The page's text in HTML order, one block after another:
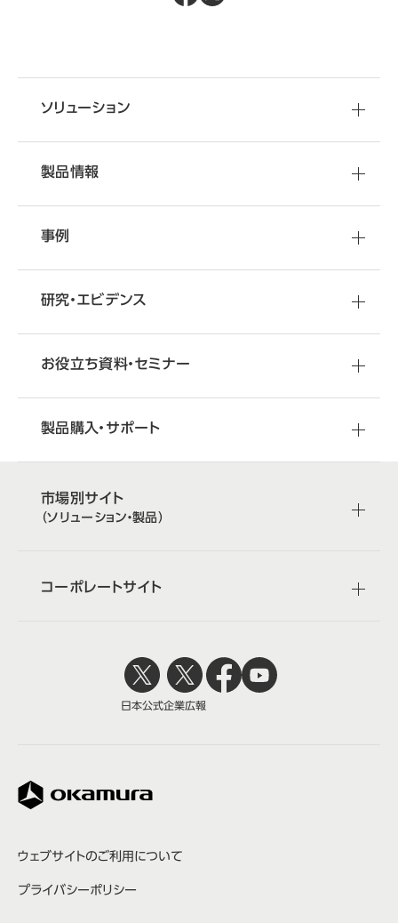
さまざまな情報をご提供しています
オフィス移転・改善のことなら
ソリューション
製品情報
事例
研究・エビデンス
お役立ち資料・セミナー
製品購入・サポート
市場別サイト
（ソリューション・製品）
コーポレートサイト
ウェブサイトのご利用について
プライバシーポリシー
日本公式企業広報